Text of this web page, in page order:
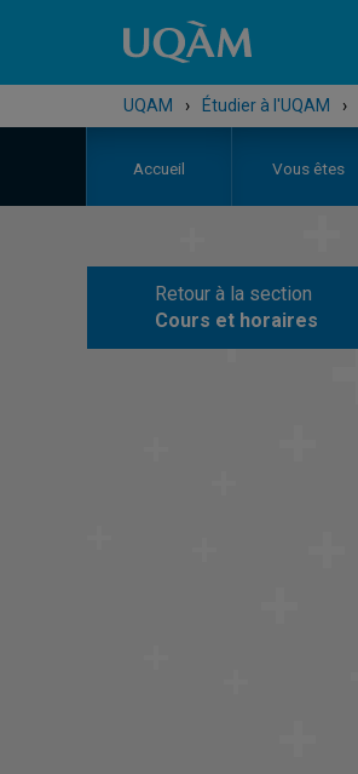
UQAM › Étudier à l'UQAM ›
Accueil Vous êtes
Retour à la section
Cours et horaires